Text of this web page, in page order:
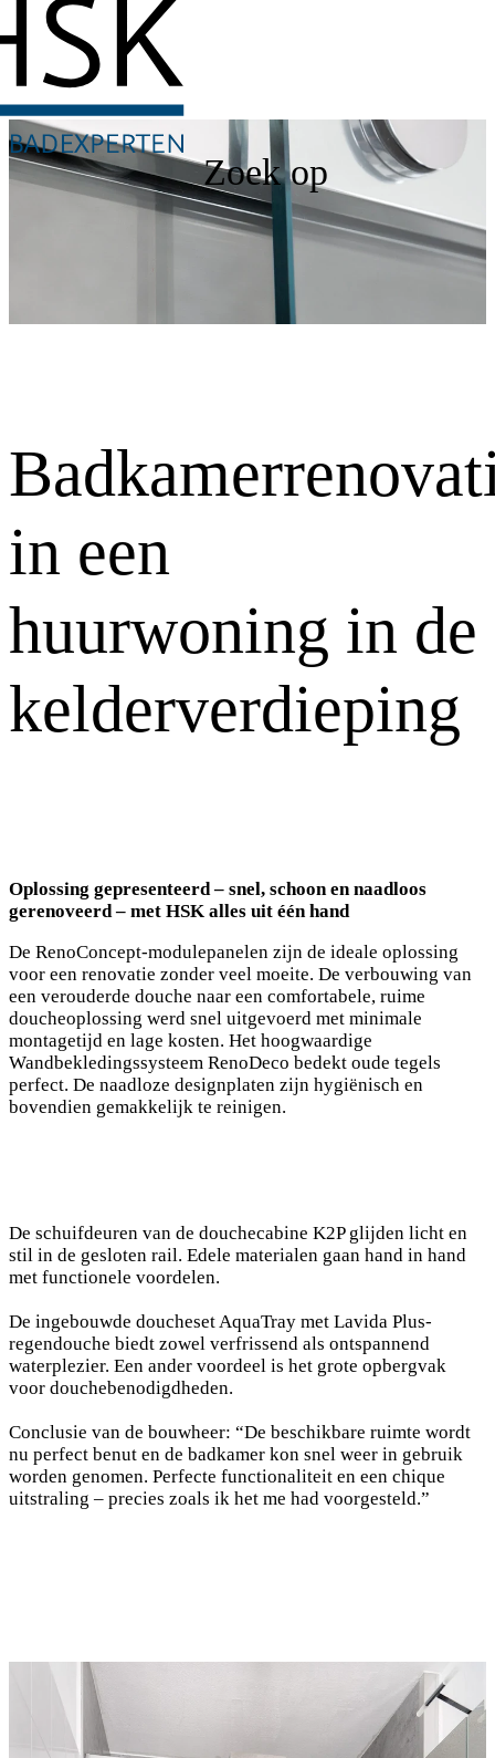
Zoek op
in een
huurwoning in de
kelderverdieping
Oplossing gepresenteerd – snel, schoon en naadloos
gerenoveerd – met HSK alles uit één hand
De RenoConcept-modulepanelen zijn de ideale oplossing
voor een renovatie zonder veel moeite. De verbouwing van
een verouderde douche naar een comfortabele, ruime
doucheoplossing werd snel uitgevoerd met minimale
montagetijd en lage kosten. Het hoogwaardige
Wandbekledingssysteem RenoDeco bedekt oude tegels
perfect. De naadloze designplaten zijn hygiënisch en
bovendien gemakkelijk te reinigen.
De schuifdeuren van de douchecabine K2P glijden licht en
stil in de gesloten rail. Edele materialen gaan hand in hand
met functionele voordelen.
De ingebouwde doucheset AquaTray met Lavida Plus-
regendouche biedt zowel verfrissend als ontspannend
waterplezier. Een ander voordeel is het grote opbergvak
voor douchebenodigdheden.
Conclusie van de bouwheer: “De beschikbare ruimte wordt
nu perfect benut en de badkamer kon snel weer in gebruik
worden genomen. Perfecte functionaliteit en een chique
uitstraling – precies zoals ik het me had voorgesteld.”